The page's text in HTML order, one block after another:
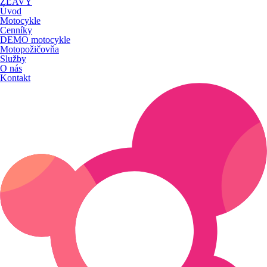
Úvod
Motocykle
Cenníky
DEMO motocykle
Motopožičovňa
Služby
O nás
Kontakt